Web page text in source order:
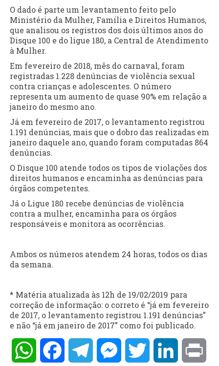
O dado é parte um levantamento feito pelo
Ministério da Mulher, Família e Direitos Humanos,
que analisou os registros dos dois últimos anos do
Disque 100 e do ligue 180, a Central de Atendimento
à Mulher.
Em fevereiro de 2018, mês do carnaval, foram
registradas 1.228 denúncias de violência sexual
contra crianças e adolescentes. O número
representa um aumento de quase 90% em relação a
janeiro do mesmo ano.
Já em fevereiro de 2017, o levantamento registrou
1.191 denúncias, mais que o dobro das realizadas em
janeiro daquele ano, quando foram computadas 864
denúncias.
O Disque 100 atende todos os tipos de violações dos
direitos humanos e encaminha as denúncias para
órgãos competentes.
Já o Ligue 180 recebe denúncias de violência
contra a mulher, encaminha para os órgãos
responsáveis e monitora as ocorrências.
Ambos os números atendem 24 horas, todos os dias
da semana.
* Matéria atualizada às 12h de 19/02/2019 para
correção de informação: o correto é “já em fevereiro
de 2017, o levantamento registrou 1.191 denúncias”
e não “já em janeiro de 2017” como foi publicado.
WhatsAppFacebookTelegramMessengerTwitter LinkedIn